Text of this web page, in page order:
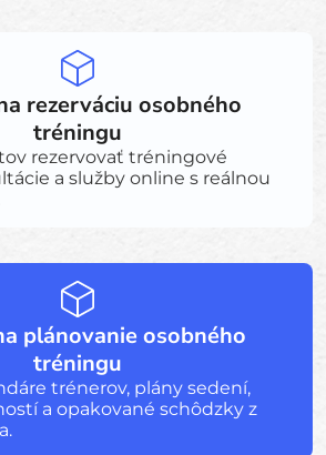
rezerváciu osobného
tréningu
rezervovať tréningové
a služby online s reálnou
plánovanie osobného
tréningu
trénerov, plány sedení,
a opakované schôdzky z